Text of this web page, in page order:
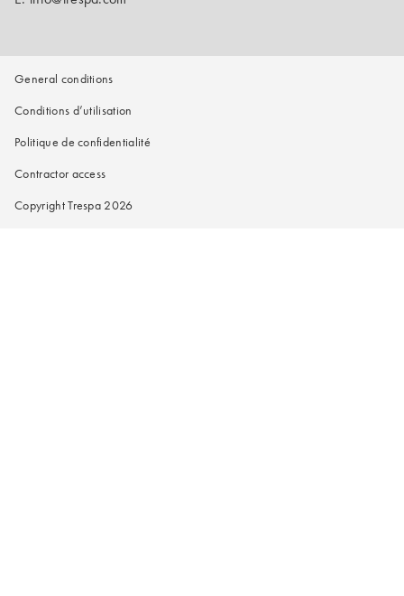
General conditions
Conditions d’utilisation
Politique de confidentialité
Contractor access
Copyright Trespa 2026